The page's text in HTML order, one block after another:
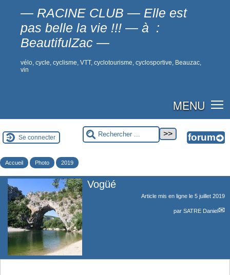
— RACINE CLUB — Elle est
pas belle la vie !!! — à :
BeautifulZac —
vélo, cycle, cyclisme, VTT, cyclotourisme, cyclosportive, Beauzac,
vin
MENU
Se connecter
Accueil Photo 2019
Vogüé
Article mis en ligne le 5 juillet 2019
par SATRE Daniel